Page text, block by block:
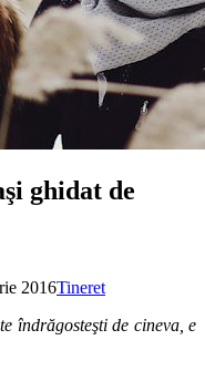
ghidat de
2016Tineret
îndrăgosteşti de cineva, e